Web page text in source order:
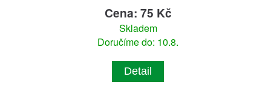
Cena: 75 Kč
Skladem
Doručíme do: 10.8.
Detail